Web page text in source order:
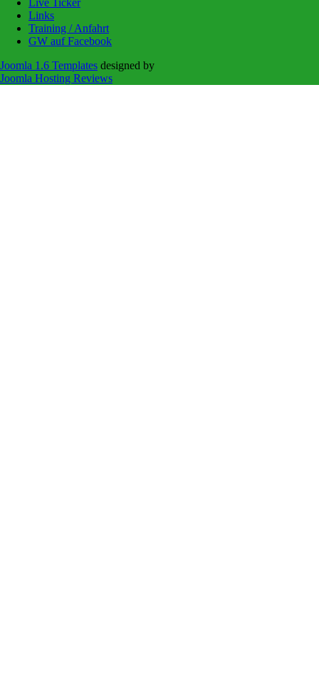
Links
Training / Anfahrt
GW auf Facebook
Joomla 1.6 Templates designed by
Joomla Hosting Reviews